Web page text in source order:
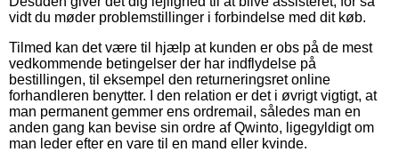
vidt du møder problemstillinger i forbindelse med dit køb.
Tilmed kan det være til hjælp at kunden er obs på de mest
vedkommende betingelser der har indflydelse på
bestillingen, til eksempel den returneringsret online
forhandleren benytter. I den relation er det i øvrigt vigtigt, at
man permanent gemmer ens ordremail, således man en
anden gang kan bevise sin ordre af Qwinto, ligegyldigt om
man leder efter en vare til en mand eller kvinde.